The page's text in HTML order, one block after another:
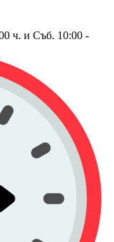
ч. и Съб. 10:00 -